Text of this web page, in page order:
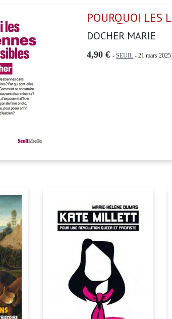
POURQUOI LES
DOCHER MARIE
4,90 € -SEUIL - 21 mars